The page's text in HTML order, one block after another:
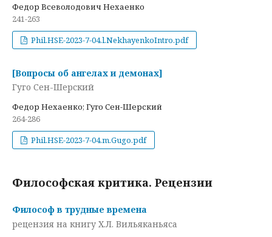
Федор Всеволодович Нехаенко
241-263
Phil.HSE-2023-7-04.l.NekhayenkoIntro.pdf
[Вопросы об ангелах и демонах]
Гуго Сен-Шерский
Федор Нехаенко; Гуго Сен-Шерский
264-286
Phil.HSE-2023-7-04.m.Gugo.pdf
Философская критика. Рецензии
Философ в трудные времена
рецензия на книгу Х.Л. Вильяканьяса